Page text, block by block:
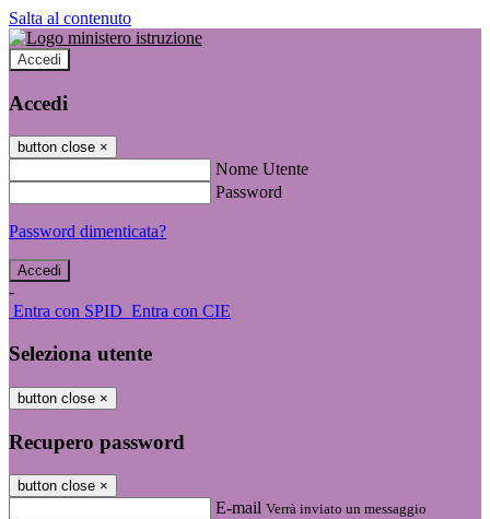
Salta al contenuto
Accedi
Accedi
button close ×
Nome Utente
Password
Password dimenticata?
-
Entra con SPID Entra con CIE
Seleziona utente
button close ×
Recupero password
button close ×
E-mail Verrà inviato un messaggio